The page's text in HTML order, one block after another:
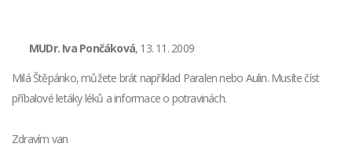
MUDr. Iva Pončáková, 13. 11. 2009
Milá Štěpánko, můžete brát například Paralen nebo Aulin. Musíte číst
příbalové letáky léků a informace o potravinách.
Zdravím van